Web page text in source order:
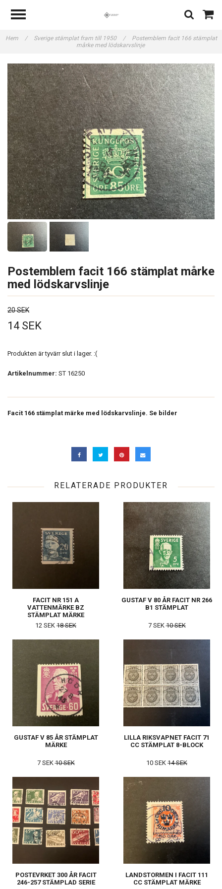
Hem / Sverige stämplat fram till 1950 /
Postemblem facit 166 stämplat
mårke med lödskarvslinje
Postemblem facit 166 stämplat mårke
med lödskarvslinje
20 SEK
14 SEK
Produkten är tyvärr slut i lager. :(
Artikelnummer: ST 16250
Facit 166 stämplat märke med lödskarvslinje. Se bilder
RELATERADE PRODUKTER
FACIT NR 151 A
VATTENMÄRKE BZ
STÄMPLAT MÄRKE
12 SEK 18 SEK
GUSTAF V 80 ÅR FACIT NR 266
B1 STÄMPLAT
7 SEK10 SEK
GUSTAF V 85 ÅR STÄMPLAT
MÄRKE
7 SEK10 SEK
LILLA RIKSVAPNET FACIT 71
CC STÄMPLAT 8-BLOCK
10 SEK 14 SEK
POSTEVRKET 300 ÅR FACIT
246-257 STÄMPLAD SERIE
LANDSTORMEN I FACIT 111
CC STÄMPLAT MÄRKE